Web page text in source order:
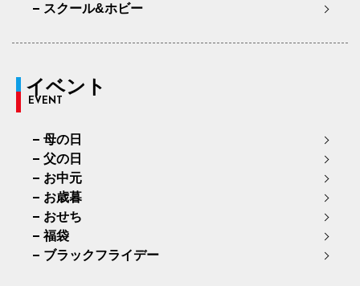
スクール&ホビー
イベント
EVENT
母の日
父の日
お中元
お歳暮
おせち
福袋
ブラックフライデー